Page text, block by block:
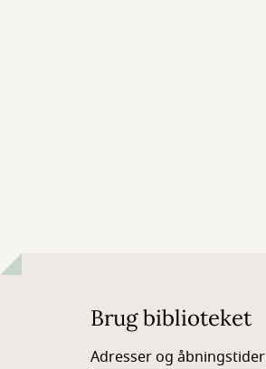
Brug biblioteket
Adresser og åbningstider